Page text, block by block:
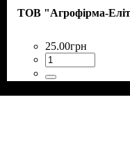
ТОВ "Агрофірма-
25.00грн